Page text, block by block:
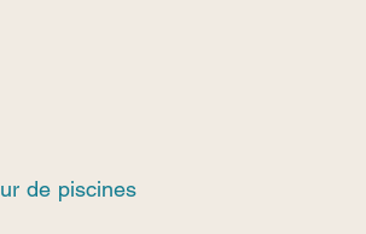
de piscines